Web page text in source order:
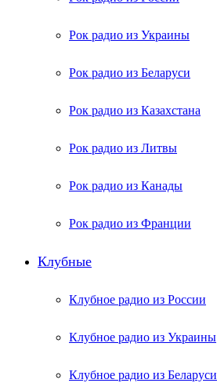
Рок радио из Украины
Рок радио из Беларуси
Рок радио из Казахстана
Рок радио из Литвы
Рок радио из Канады
Рок радио из Франции
Клубные
Клубное радио из России
Клубное радио из Украины
Клубное радио из Беларуси